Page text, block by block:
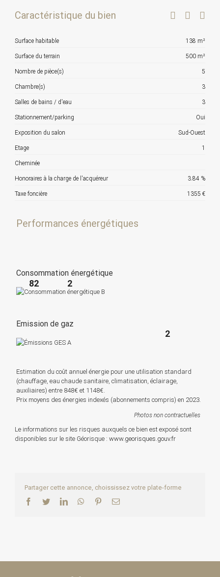
Caractéristique du bien
Surface habitable 138 m²
Surface du terrain 500 m²
Nombre de pièce(s) 5
Chambre(s) 3
Salles de bains / d'eau 3
Stationnement/parking Oui
Exposition du salon Sud-Ouest
Etage 1
Cheminée
Honoraires à la charge de l'acquéreur 3.84 %
Taxe foncière 1355 €
Performances énergétiques
Consommation énergétique
82 2
Emission de gaz
2
Estimation du coût annuel énergie pour une utilisation standard
(chauffage, eau chaude sanitaire, climatisation, éclairage,
auxiliaires) entre 848€ et 1148€.
Prix moyens des énergies indexés (abonnements compris) en 2023.
Photos non contractuelles
Le informations sur les risques auxquels ce bien est exposé sont
disponibles sur le site Géorisque : www.georisques.gouv.fr
Partager cette annonce, choississez votre plate-forme
Facebook
TwitterLinkedInWhatsApp
PinterestEmail